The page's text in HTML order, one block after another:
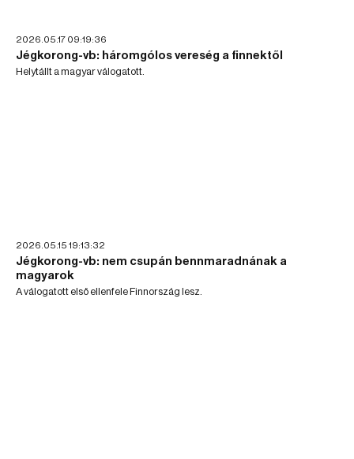
2026.05.17 09:19:36
Jégkorong-vb: háromgólos vereség a finnektől
Helytállt a magyar válogatott.
2026.05.15 19:13:32
Jégkorong-vb: nem csupán bennmaradnának a
magyarok
A válogatott első ellenfele Finnország lesz.